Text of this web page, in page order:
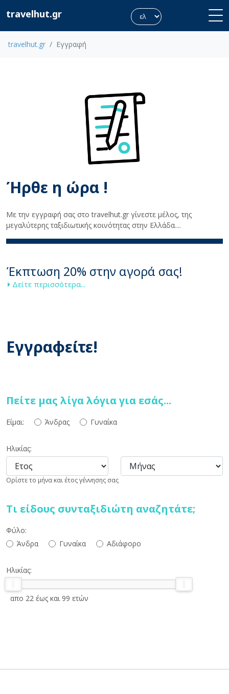
travelhut.gr
travelhut.gr Εγγραφή
Ήρθε η ώρα !
Με την εγγραφή σας στο travelhut.gr γίνεστε μέλος, της
μεγαλύτερης ταξιδιωτικής κοινότητας στην Ελλάδα....
Έκπτωση 20% στην αγορά σας!
Δείτε περισσότερα...
Εγγραφείτε!
Πείτε μας λίγα λόγια για εσάς...
Είμαι: Άνδρας Γυναίκα
Ηλικίας:
Ορίστε το μήνα και έτος γέννησης σας
Τι είδους συνταξιδιώτη αναζητάτε;
Φύλο:
Άνδρα
Γυναίκα Αδιάφορο
Ηλικίας:
απο 22 έως και 99 ετών